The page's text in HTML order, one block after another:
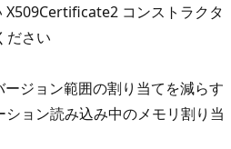
X509Certificate2 コンストラクタ
ださい
ジョン範囲の割り当てを減らす
ション読み込み中のメモリ割り当